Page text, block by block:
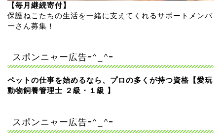
【毎月継続寄付】
保護ねこたちの生活を一緒に支えてくれるサポートメンバ
ーさん募集！
スポンニャー広告=^_^=
ペットの仕事を始めるなら、プロの多くが持つ資格【愛玩
動物飼養管理士 ２級・１級 】
スポンニャー広告=^_^=